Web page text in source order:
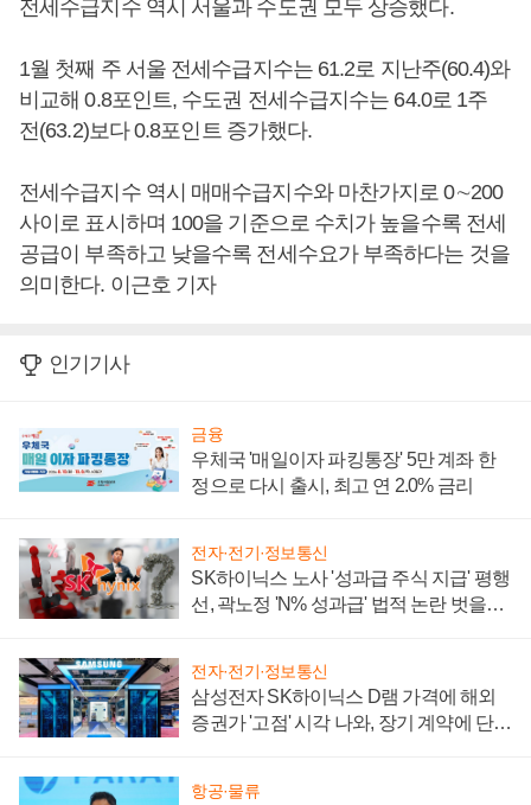
전세수급지수 역시 서울과 수도권 모두 상승했다.
1월 첫째 주 서울 전세수급지수는 61.2로 지난주(60.4)와
비교해 0.8포인트, 수도권 전세수급지수는 64.0로 1주
전(63.2)보다 0.8포인트 증가했다.
전세수급지수 역시 매매수급지수와 마찬가지로 0∼200
사이로 표시하며 100을 기준으로 수치가 높을수록 전세
공급이 부족하고 낮을수록 전세수요가 부족하다는 것을
의미한다. 이근호 기자
인기기사
금융
우체국 '매일이자 파킹통장' 5만 계좌 한
정으로 다시 출시, 최고 연 2.0% 금리
전자·전기·정보통신
SK하이닉스 노사 '성과급 주식 지급' 평행
선, 곽노정 'N% 성과급' 법적 논란 벗을지
전자·전기·정보통신
삼성전자 SK하이닉스 D램 가격에 해외
증권가 '고점' 시각 나와, 장기 계약에 단점
항공·물류